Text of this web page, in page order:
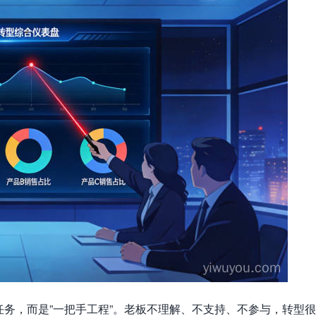
，而是”一把手工程”。老板不理解、不支持、不参与，转型